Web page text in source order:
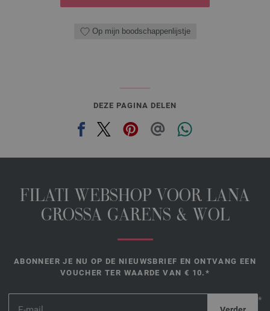
Op mijn boodschappenlijstje
DEZE PAGINA DELEN
FILATI WEBSHOP VOOR LANA
GROSSA GARENS & WOL
ABONNEER JE NU OP DE NIEUWSBRIEF EN ONTVANG EEN
VOUCHER TER WAARDE VAN € 10.*
*